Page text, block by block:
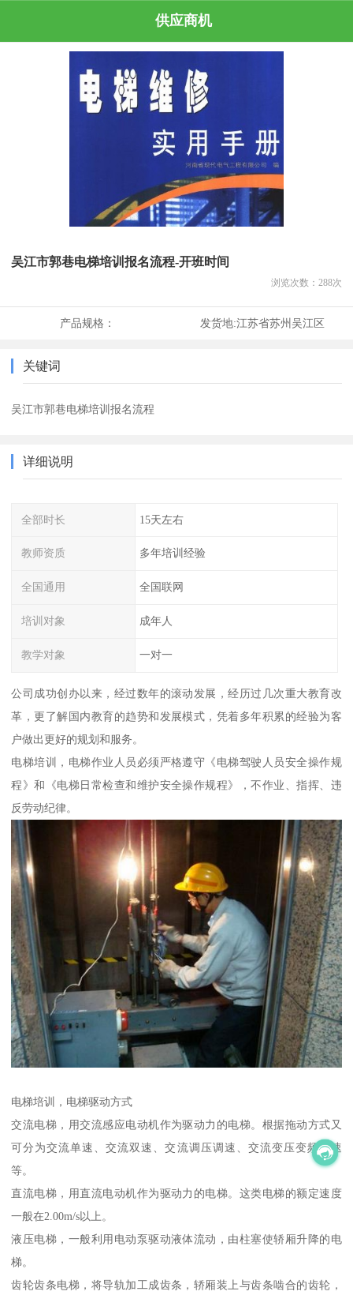
供应商机
吴江市郭巷电梯培训报名流程-开班时间
浏览次数： 288次
产品规格： 发货地:江苏省苏州吴江区
关键词
吴江市郭巷电梯培训报名流程
详细说明
全部时长 15天左右
教师资质 多年培训经验
全国通用 全国联网
培训对象 成年人
教学对象 一对一
公司成功创办以来，经过数年的滚动发展，经历过几次重大教育改
革，更了解国内教育的趋势和发展模式，凭着多年积累的经验为客
户做出更好的规划和服务。
电梯培训，电梯作业人员必须严格遵守《电梯驾驶人员安全操作规
程》和《电梯日常检查和维护安全操作规程》，不作业、指挥、违
反劳动纪律。
电梯培训，电梯驱动方式
交流电梯，用交流感应电动机作为驱动力的电梯。根据拖动方式又
可分为交流单速、交流双速、交流调压调速、交流变压变频调速
等。
直流电梯，用直流电动机作为驱动力的电梯。这类电梯的额定速度
一般在2.00m/s以上。
液压电梯，一般利用电动泵驱动液体流动，由柱塞使轿厢升降的电
梯。
齿轮齿条电梯，将导轨加工成齿条，轿厢装上与齿条啮合的齿轮，